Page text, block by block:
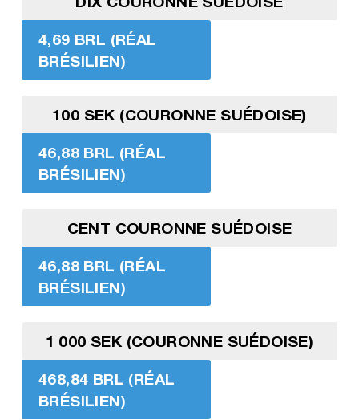
4,69 BRL (RÉAL
BRÉSILIEN)
100 SEK (COURONNE SUÉDOISE)
46,88 BRL (RÉAL
BRÉSILIEN)
CENT COURONNE SUÉDOISE
46,88 BRL (RÉAL
BRÉSILIEN)
1 000 SEK (COURONNE SUÉDOISE)
468,84 BRL (RÉAL
BRÉSILIEN)